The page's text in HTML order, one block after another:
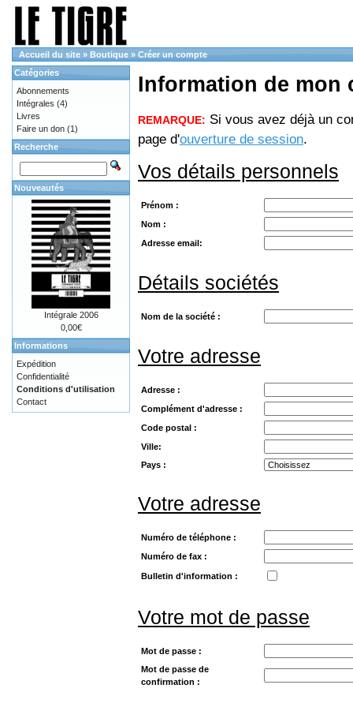
Accueil du site » Boutique » Créer un compte
Information de mon
REMARQUE: Si vous avez déjà un
page d'ouverture de session.
Vos détails personnels
Prénom :
Nom :
Adresse email:
Détails sociétés
Nom de la société :
Votre adresse
Adresse :
Complément d'adresse :
Code postal :
Ville:
Pays :
Votre adresse
Numéro de téléphone :
Numéro de fax :
Bulletin d'information :
Votre mot de passe
Mot de passe :
Mot de passe de
confirmation :
Catégories
Abonnements
Intégrales (4)
Livres
Faire un don (1)
Recherche
Nouveautés
Intégrale 2006
0,00€
Informations
Expédition
Confidentialité
Conditions d'utilisation
Contact